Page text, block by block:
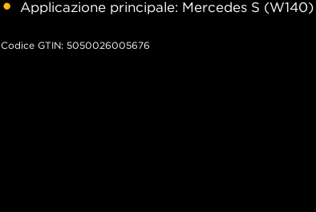
Applicazione principale: Mercedes S (W140)
Codice GTIN: 5050026005676